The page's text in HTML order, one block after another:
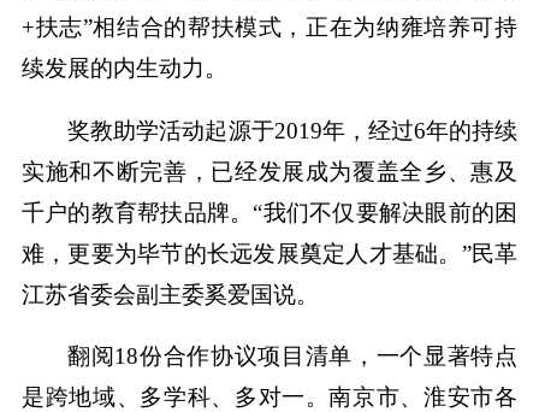
+扶志”相结合的帮扶模式，正在为纳雍培养可持
续发展的内生动力。
奖教助学活动起源于2019年，经过6年的持续
实施和不断完善，已经发展成为覆盖全乡、惠及
千户的教育帮扶品牌。“我们不仅要解决眼前的困
难，更要为毕节的长远发展奠定人才基础。”民革
江苏省委会副主委奚爱国说。
翻阅18份合作协议项目清单，一个显著特点
是跨地域、多学科、多对一。南京市、淮安市各